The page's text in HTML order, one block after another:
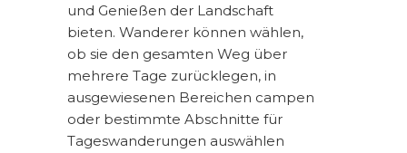
und Genießen der Landschaft
bieten. Wanderer können wählen,
ob sie den gesamten Weg über
mehrere Tage zurücklegen, in
ausgewiesenen Bereichen campen
oder bestimmte Abschnitte für
Tageswanderungen auswählen